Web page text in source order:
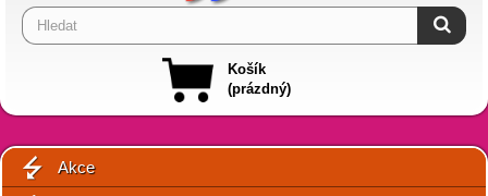
Košík
(prázdný)
Akce